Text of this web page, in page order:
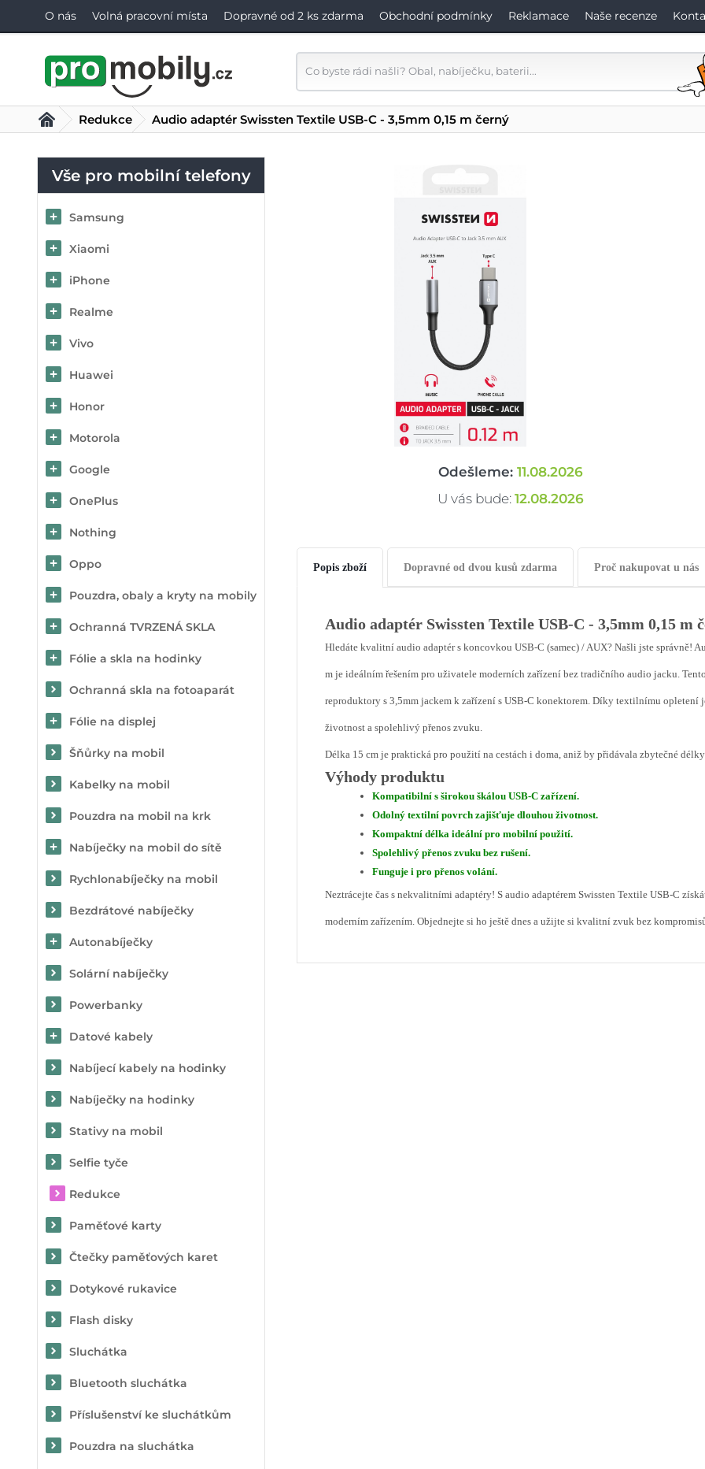
O nás Volná pracovní místa Dopravné od 2 ks zdarma Obchodní podmínky Reklamace Naše recenze
Vše pro mobilní telefony
Samsung
Xiaomi
iPhone
Realme
Vivo
Huawei
Honor
Motorola
Google
OnePlus
Nothing
Oppo
Pouzdra, obaly a kryty na mobily
Ochranná TVRZENÁ SKLA
Fólie a skla na hodinky
Ochranná skla na fotoaparát
Fólie na displej
Šňůrky na mobil
Kabelky na mobil
Pouzdra na mobil na krk
Nabíječky na mobil do sítě
Rychlonabíječky na mobil
Bezdrátové nabíječky
Autonabíječky
Solární nabíječky
Powerbanky
Datové kabely
Nabíjecí kabely na hodinky
Nabíječky na hodinky
Stativy na mobil
Selfie tyče
Redukce
Paměťové karty
Čtečky paměťových karet
Dotykové rukavice
Flash disky
Sluchátka
Bluetooth sluchátka
Příslušenství ke sluchátkům
Pouzdra na sluchátka
Redukce Audio adaptér Swissten Textile USB-C - 3,5mm 0,15 m černý
Odešleme: 11.08.2026
U vás bude: 12.08.2026
Popis zboží Dopravné od dvou kusů zdarma Proč nakupovat u nás
Audio adaptér Swissten Textile USB-C - 3,5mm 0,15 m
Hledáte kvalitní audio adaptér s koncovkou USB-C (samec) / AUX? Našli jste správně!
m je ideálním řešením pro uživatele moderních zařízení bez tradičního audio jacku.
reproduktory s 3,5mm jackem k zařízení s USB-C konektorem. Díky textilnímu
životnost a spolehlivý přenos zvuku.
Délka 15 cm je praktická pro použití na cestách i doma, aniž by přidávala zbytečné
Výhody produktu
Kompatibilní s širokou škálou USB-C zařízení.
Odolný textilní povrch zajišťuje dlouhou životnost.
Kompaktní délka ideální pro mobilní použití.
Spolehlivý přenos zvuku bez rušení.
Funguje i pro přenos volání.
Neztrácejte čas s nekvalitními adaptéry! S audio adaptérem Swissten Textile USB-C
moderním zařízením. Objednejte si ho ještě dnes a užijte si kvalitní zvuk bez